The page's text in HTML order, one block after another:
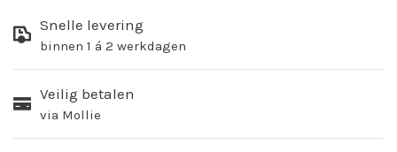
Snelle levering
binnen 1 á 2 werkdagen
Veilig betalen
via Mollie